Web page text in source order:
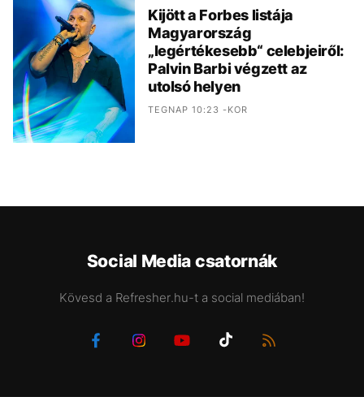
Kijött a Forbes listája
Magyarország
„legértékesebb“ celebjeiről:
Palvin Barbi végzett az
utolsó helyen
TEGNAP 10:23 -KOR
Social Media csatornák
Kövesd a Refresher.hu-t a social mediában!